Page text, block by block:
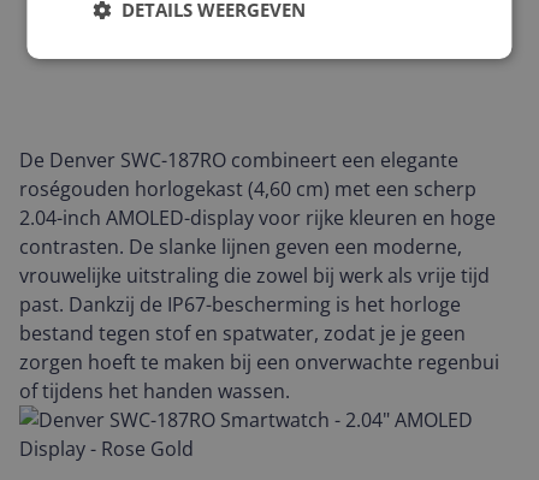
De Denver SWC-187RO combineert een elegante
roségouden horlogekast (4,60 cm) met een scherp
2.04-inch AMOLED-display voor rijke kleuren en hoge
contrasten. De slanke lijnen geven een moderne,
vrouwelijke uitstraling die zowel bij werk als vrije tijd
past. Dankzij de IP67-bescherming is het horloge
bestand tegen stof en spatwater, zodat je je geen
zorgen hoeft te maken bij een onverwachte regenbui
of tijdens het handen wassen.
DETAILS WEERGEVEN